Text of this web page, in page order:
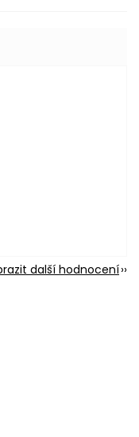
další hodnocení